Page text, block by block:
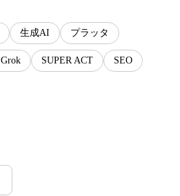
生成AI プラッタ
Grok SUPER ACT SEO